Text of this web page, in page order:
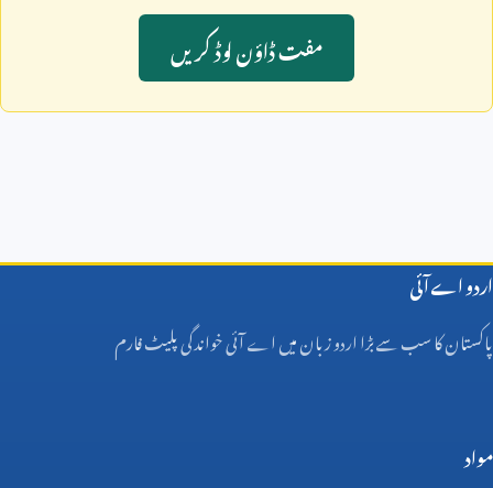
مفت ڈاؤن لوڈ کريں
اردو اے آئی
پاکستان کا سب سے بڑا اردو زبان میں اے آئی خواندگی پلیٹ فارم
مواد